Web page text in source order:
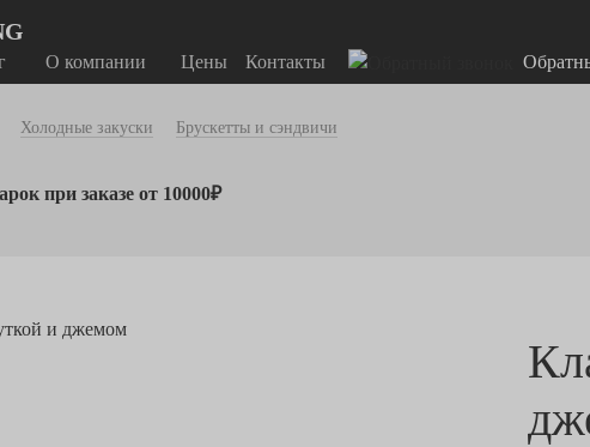
О компании Цены Контакты
Холодные закуски Брускетты и сэндвичи
при заказе от 10000₽